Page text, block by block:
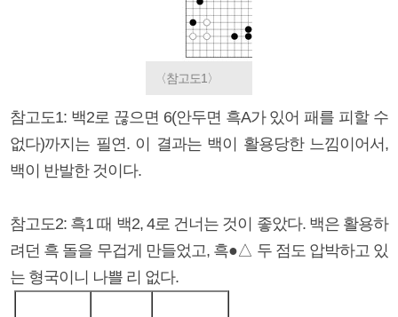
〈참고도1〉
참고도1: 백2로 끊으면 6(안두면 흑A가 있어 패를 피할 수
없다)까지는 필연. 이 결과는 백이 활용당한 느낌이어서,
백이 반발한 것이다.
참고도2: 흑1 때 백2, 4로 건너는 것이 좋았다. 백은 활용하
려던 흑 돌을 무겁게 만들었고, 흑●△ 두 점도 압박하고 있
는 형국이니 나쁠 리 없다.